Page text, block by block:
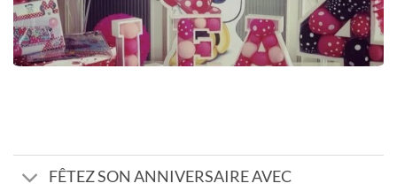
FÊTEZ SON ANNIVERSAIRE AVEC